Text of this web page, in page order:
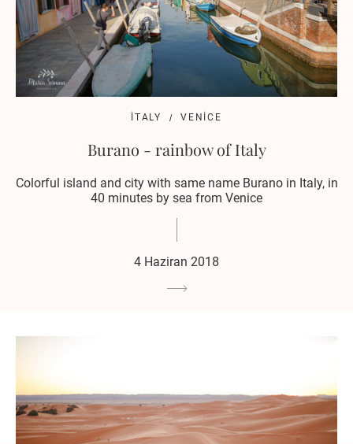
ITALY VENICE
Burano - rainbow of Italy
Colorful island and city with same name Burano in Italy, in
40 minutes by sea from Venice
4 Haziran 2018